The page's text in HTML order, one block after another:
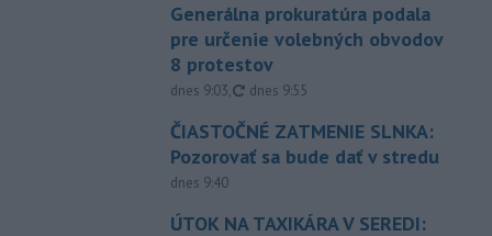
Generálna prokuratúra podala
pre určenie volebných obvodov
8 protestov
dnes 9:03, aktualizované
dnes 9:55
ČIASTOČNÉ ZATMENIE SLNKA:
Pozorovať sa bude dať v stredu
dnes 9:40
ÚTOK NA TAXIKÁRA V SEREDI: